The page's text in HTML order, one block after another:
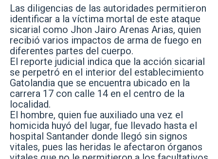
Las diligencias de las autoridades permitieron
identificar a la víctima mortal de este ataque
sicarial como Jhon Jairo Arenas Arias, quien
recibió varios impactos de arma de fuego en
diferentes partes del cuerpo.
El reporte judicial indica que la acción sicarial
se perpetró en el interior del establecimiento
Gatolandia que se encuentra ubicado en la
carrera 17 con calle 14 en el centro de la
localidad.
El hombre, quien fue auxiliado una vez el
homicida huyó del lugar, fue llevado hasta el
hospital Santander donde llegó sin signos
vitales, pues las heridas le afectaron órganos